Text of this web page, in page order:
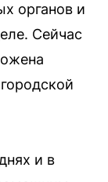
органов и
Сейчас
и в